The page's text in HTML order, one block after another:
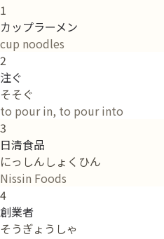
1
カップラーメン
cup noodles
2
注ぐ
そそぐ
to pour in, to pour into
3
日清食品
にっしんしょくひん
Nissin Foods
4
創業者
そうぎょうしゃ